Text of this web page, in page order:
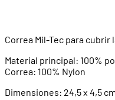
Correa Mil-Tec para cubrir
Material principal: 100%
Correa: 100% Nylon
Dimensiones: 24,5 x 4,5 cm